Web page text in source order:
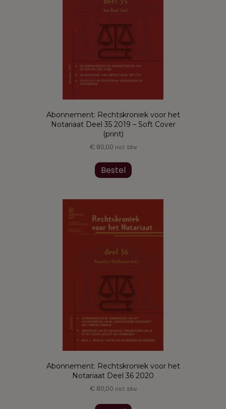
Abonnement: Rechtskroniek voor het
Notariaat Deel 35 2019 – Soft Cover
(print)
€ 80,00 incl. btw
Bestel
Abonnement: Rechtskroniek voor het
Notariaat Deel 36 2020
€ 80,00 incl. btw